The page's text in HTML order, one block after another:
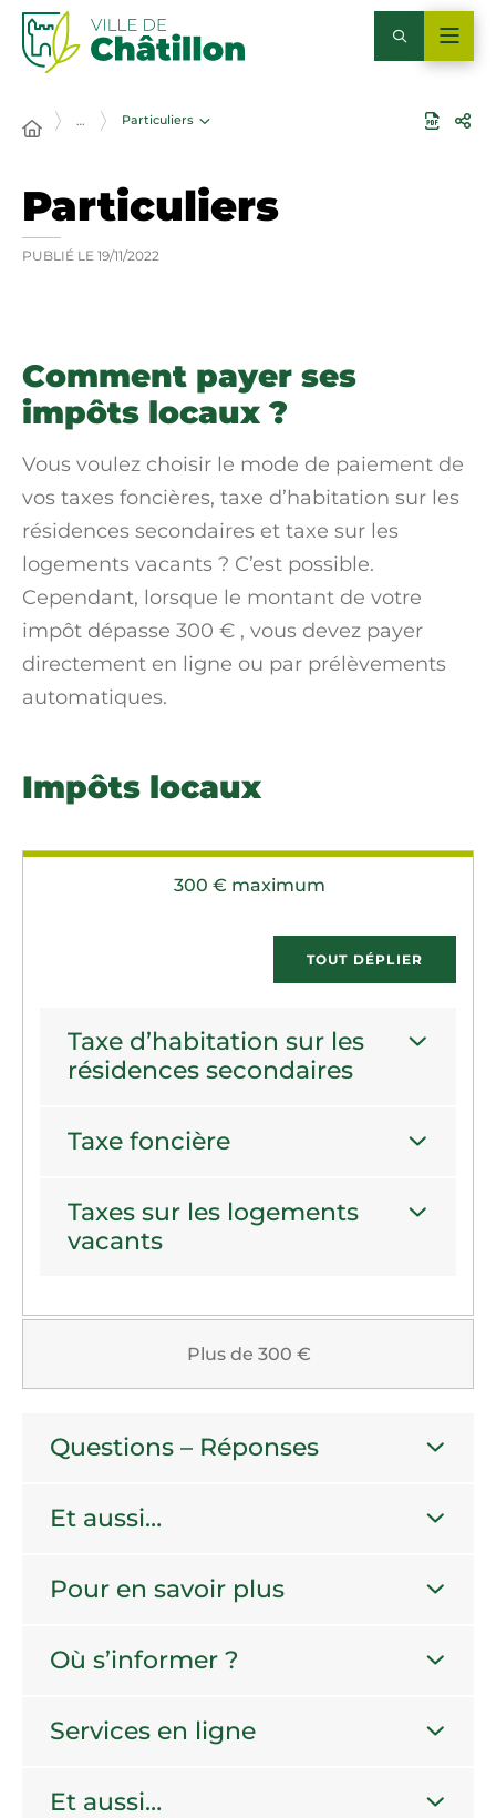
… Particuliers
Particuliers
PUBLIÉ LE 19/11/2022
Comment payer ses
impôts locaux ?
Vous voulez choisir le mode de paiement de
vos taxes foncières, taxe d’habitation sur les
résidences secondaires et taxe sur les
logements vacants ? C’est possible.
Cependant, lorsque le montant de votre
impôt dépasse 300 € , vous devez payer
directement en ligne ou par prélèvements
automatiques.
Impôts locaux
300 € maximum
TOUT DÉPLIER
Taxe d’habitation sur les
résidences secondaires
Taxe foncière
Taxes sur les logements
vacants
Plus de 300 €
Questions – Réponses
Et aussi…
Pour en savoir plus
Où s’informer ?
Services en ligne
Et aussi…